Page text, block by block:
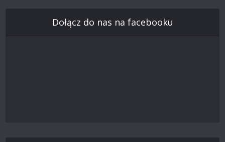
Dołącz do nas na facebooku